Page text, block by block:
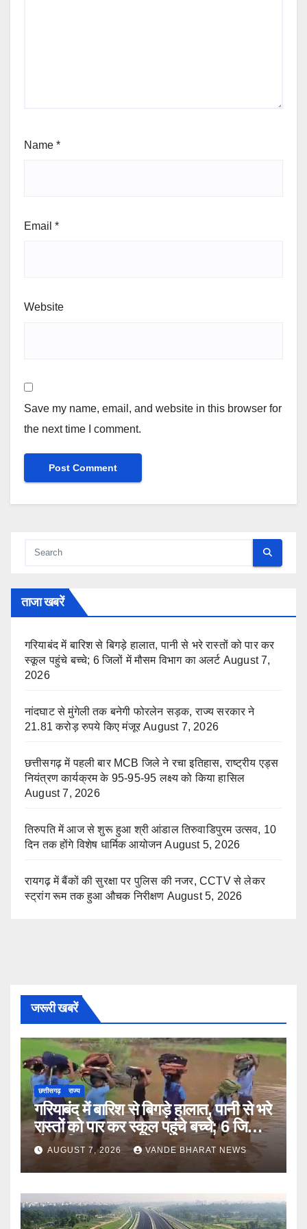
Name *
Email *
Website
Save my name, email, and website in this browser for
the next time I comment.
ताजा खबरें
गरियाबंद में बारिश से बिगड़े हालात, पानी से भरे रास्तों को पार कर
स्कूल पहुंचे बच्चे; 6 जिलों में मौसम विभाग का अलर्ट August 7,
2026
नांदघाट से मुंगेली तक बनेगी फोरलेन सड़क, राज्य सरकार ने
21.81 करोड़ रुपये किए मंजूर August 7, 2026
छत्तीसगढ़ में पहली बार MCB जिले ने रचा इतिहास, राष्ट्रीय एड्स
नियंत्रण कार्यक्रम के 95-95-95 लक्ष्य को किया हासिल
August 7, 2026
तिरुपति में आज से शुरू हुआ श्री आंडाल तिरुवाडिपुरम उत्सव, 10
दिन तक होंगे विशेष धार्मिक आयोजन August 5, 2026
रायगढ़ में बैंकों की सुरक्षा पर पुलिस की नजर, CCTV से लेकर
स्ट्रांग रूम तक हुआ औचक निरीक्षण August 5, 2026
जरूरी खबरें
छत्तीसगढ़ राज्य
गरियाबंद में बारिश से बिगड़े हालात, पानी से भरे
रास्तों को पार कर स्कूल पहुंचे बच्चे; 6 जिलों में
मौसम विभाग का अलर्ट
AUGUST 7, 2026 VANDE BHARAT NEWS